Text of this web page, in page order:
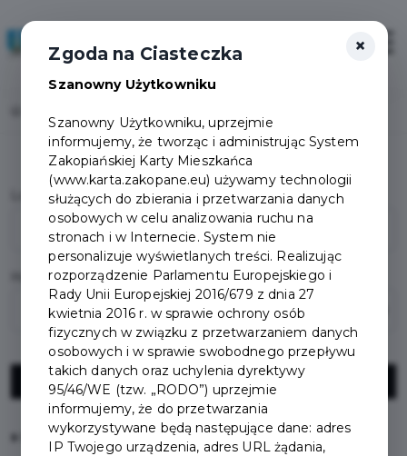
Login(E-mail / Telefon komórkowy)
Zaloguj
Nie pamiętam hasła
×
Zgoda na Ciasteczka
Szanowny Użytkowniku
Szanowny Użytkowniku, uprzejmie
informujemy, że tworząc i administrując System
Zakopiańskiej Karty Mieszkańca
(www.karta.zakopane.eu) używamy technologii
służących do zbierania i przetwarzania danych
osobowych w celu analizowania ruchu na
stronach i w Internecie. System nie
personalizuje wyświetlanych treści. Realizując
rozporządzenie Parlamentu Europejskiego i
Rady Unii Europejskiej 2016/679 z dnia 27
kwietnia 2016 r. w sprawie ochrony osób
fizycznych w związku z przetwarzaniem danych
osobowych i w sprawie swobodnego przepływu
takich danych oraz uchylenia dyrektywy
95/46/WE (tzw. „RODO”) uprzejmie
informujemy, że do przetwarzania
wykorzystywane będą następujące dane: adres
IP Twojego urządzenia, adres URL żądania,